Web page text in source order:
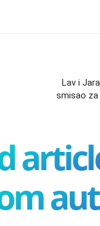
Lav i
smisao za